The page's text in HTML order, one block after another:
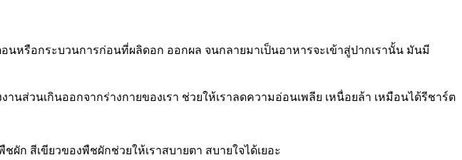
หรือกระบวนการก่อนที่ผลิดอก ออกผล จนกลายมาเป็นอาหารจะเข้าสู่ปากเรานั้น มันมี
วนเกินออกจากร่างกายของเรา ช่วยให้เราลดความอ่อนเพลีย เหนื่อยล้า เหมือนได้รีชาร์ต
ก สีเขียวของพืชผักช่วยให้เราสบายตา สบายใจได้เยอะ